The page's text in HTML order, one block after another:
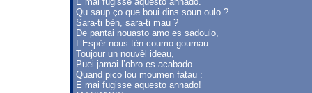
Qu saup ço que boui dins soun oulo ?
Sara-ti bèn, sara-ti mau ?
De pantai nouasto amo es sadoulo,
L’Espèr nous tèn coumo gournau.
Toujour un nouvèl ideau,
Puei jamai l’obro es acabado
Quand pico lou moumen fatau :
E mai fugisse aquesto annado!